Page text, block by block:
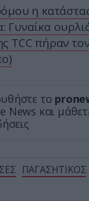
η
Γυναίκα
TCC πήραν
το
News και
ΠΑΓΑΣΗΤΙΚΟΣ